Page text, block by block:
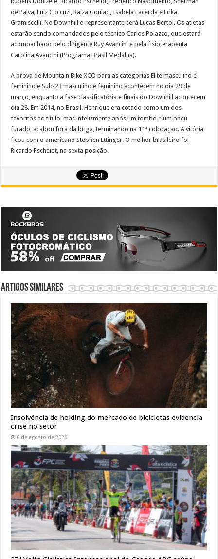
de Paiva, Luiz Coccuzi, Raiza Goulão, Isabela Lacerda e Erika
Gramiscelli. No Downhill o representante será Lucas Bertol. Os atletas
estarão sendo comandados pelo técnico Carlos Polazzo, que estará
acompanhado pelo dirigente Ruy Avancini e pela fisioterapeuta
Carolina Avancini (Programa Brasil Medalha).
A prova de Mountain Bike XCO para as categorias Elite masculino e
feminino e Sub-23 masculino e feminino acontecem no dia 29 de
março, enquanto a fase classificatória e finais do Downhill acontecem
dia 28. Em 2014, no Brasil. Henrique era cotado como um dos
favoritos ao título, mas infelizmente após um tombo e um pneu
furado, acabou fora da briga, terminando na 11ª colocação. A vitória
ficou com o americano Stephen Ettinger. O melhor brasileiro foi
Ricardo Pscheidt, na sexta posição.
Artigos similares
Insolvência de holding do mercado de bicicletas evidencia
crise no setor
6 de agosto de 2026